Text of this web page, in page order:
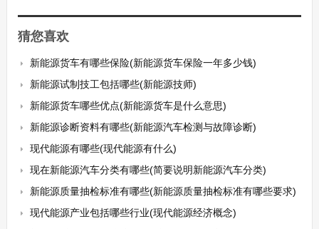
猜您喜欢
新能源货车有哪些保险(新能源货车保险一年多少钱)
新能源试制技工包括哪些(新能源技师)
新能源货车哪些优点(新能源货车是什么意思)
新能源诊断资料有哪些(新能源汽车检测与故障诊断)
现代能源有哪些(现代能源有什么)
现在新能源汽车分类有哪些(简要说明新能源汽车分类)
新能源质量抽检标准有哪些(新能源质量抽检标准有哪些要求)
现代能源产业包括哪些行业(现代能源经济概念)